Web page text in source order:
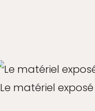
Le matériel exposé